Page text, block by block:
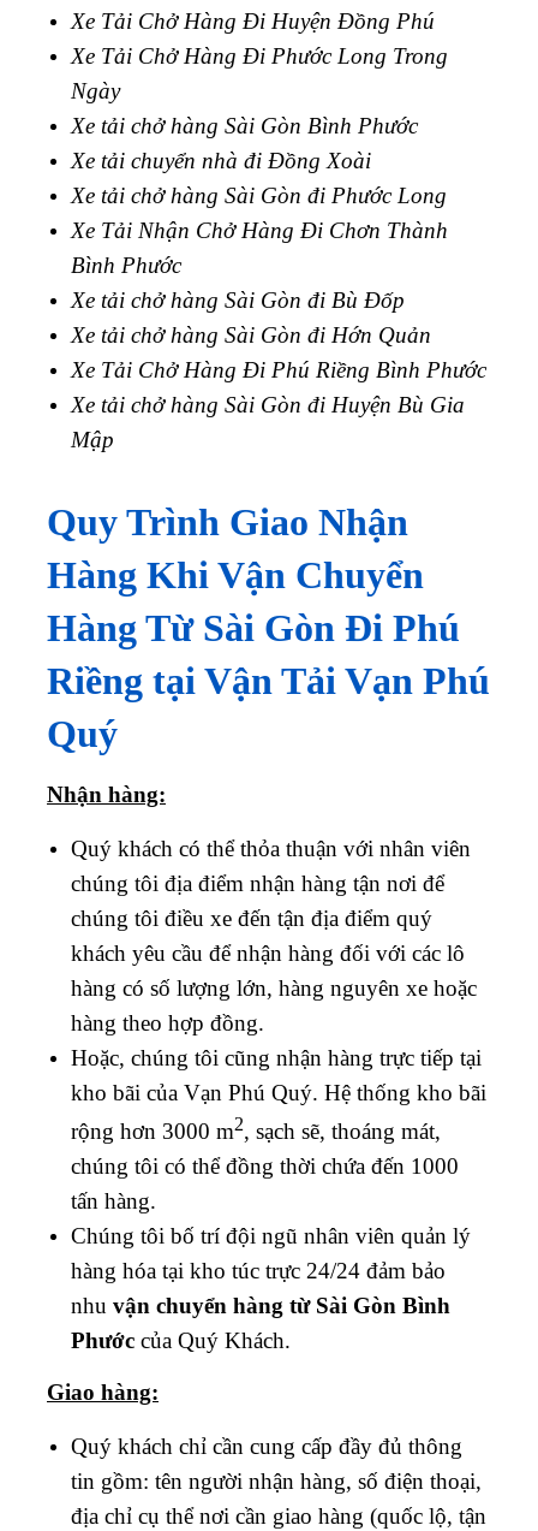
Xe Tải Chở Hàng Đi Huyện Đồng Phú
Xe Tải Chở Hàng Đi Phước Long Trong
Ngày
Xe tải chở hàng Sài Gòn Bình Phước
Xe tải chuyển nhà đi Đồng Xoài
Xe tải chở hàng Sài Gòn đi Phước Long
Xe Tải Nhận Chở Hàng Đi Chơn Thành
Bình Phước
Xe tải chở hàng Sài Gòn đi Bù Đốp
Xe tải chở hàng Sài Gòn đi Hớn Quản
Xe Tải Chở Hàng Đi Phú Riềng Bình Phước
Xe tải chở hàng Sài Gòn đi Huyện Bù Gia
Mập
Quy Trình Giao Nhận
Hàng Khi Vận Chuyển
Hàng Từ Sài Gòn Đi Phú
Riềng tại Vận Tải Vạn Phú
Quý
Nhận hàng:
Quý khách có thể thỏa thuận với nhân viên
chúng tôi địa điểm nhận hàng tận nơi để
chúng tôi điều xe đến tận địa điểm quý
khách yêu cầu để nhận hàng đối với các lô
hàng có số lượng lớn, hàng nguyên xe hoặc
hàng theo hợp đồng.
Hoặc, chúng tôi cũng nhận hàng trực tiếp tại
kho bãi của Vạn Phú Quý. Hệ thống kho bãi
rộng hơn 3000 m2, sạch sẽ, thoáng mát,
chúng tôi có thể đồng thời chứa đến 1000
tấn hàng.
Chúng tôi bố trí đội ngũ nhân viên quản lý
hàng hóa tại kho túc trực 24/24 đảm bảo
nhu vận chuyển hàng từ Sài Gòn Bình
Phước của Quý Khách.
Giao hàng:
Quý khách chỉ cần cung cấp đầy đủ thông
tin gồm: tên người nhận hàng, số điện thoại,
địa chỉ cụ thể nơi cần giao hàng (quốc lộ, tận